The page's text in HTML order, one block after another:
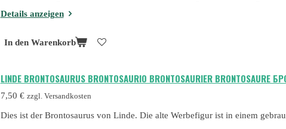
Details anzeigen
In den Warenkorb
LINDE BRONTOSAURUS BRONTOSAURIO BRONTOSAURIER BRONTOSAURE
7,50 € zzgl. Versandkosten
Dies ist der Brontosaurus von Linde. Die alte Werbefigur ist in einem